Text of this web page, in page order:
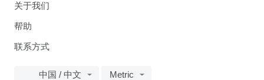
关于我们
帮助
联系方式
中国 / 中文 Metric